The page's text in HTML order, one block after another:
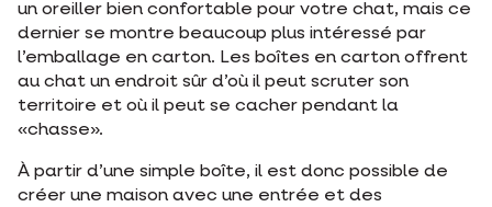
un oreiller bien confortable pour votre chat, mais ce
dernier se montre beaucoup plus intéressé par
l’emballage en carton. Les boîtes en carton offrent
au chat un endroit sûr d’où il peut scruter son
territoire et où il peut se cacher pendant la
«chasse».
À partir d’une simple boîte, il est donc possible de
créer une maison avec une entrée et des